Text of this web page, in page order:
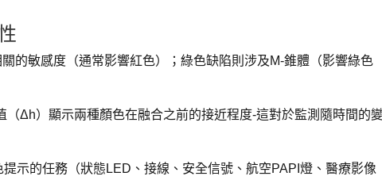
的敏感度（通常影響紅色）；綠色缺陷則涉及M-錐體（影響綠色
Δh）顯示兩種顏色在融合之前的接近程度-這對於監測隨時間的
示的任務（狀態LED、接線、安全信號、航空PAPI燈、醫療影像